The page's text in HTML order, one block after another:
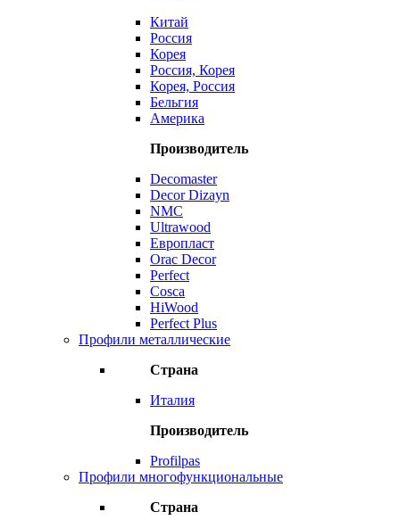
Китай
Россия
Корея
Россия, Корея
Корея, Россия
Бельгия
Америка
Производитель
Decomaster
Decor Dizayn
NMC
Ultrawood
Европласт
Orac Decor
Perfect
Cosca
HiWood
Perfect Plus
Профили металлические
Страна
Италия
Производитель
Profilpas
Профили многофункциональные
Страна